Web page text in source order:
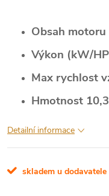
Obsah motoru
Výkon (kW/
Max rychlost
Hmotnost 10,3
Detailní informace
skladem u